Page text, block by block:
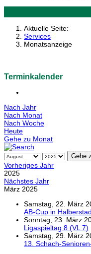
Aktuelle Seite:
Services
Monatsanzeige
Terminkalender
Nach Jahr
Nach Monat
Nach Woche
Heute
Gehe zu Monat
Gehe
Vorheriges Jahr
2025
Nächstes Jahr
März 2025
Samstag, 22. März
AB-Cup in
Sonntag, 23. März
Ligaspieltag 8 (VL 7)
Samstag, 29. März
13. Schach-